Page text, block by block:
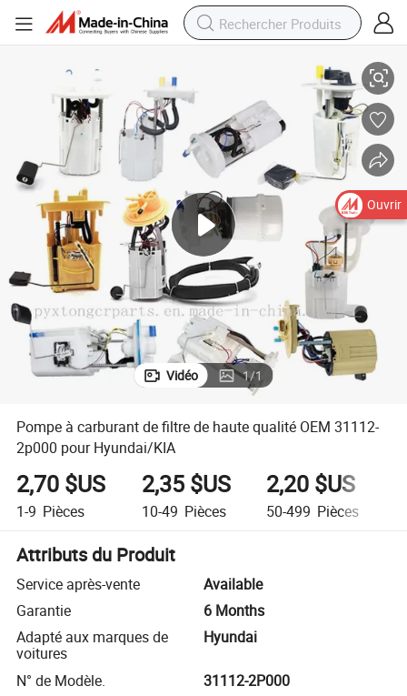
Vidéo 1/1
Pompe à carburant de filtre de haute qualité OEM 31112-
2p000 pour Hyundai/KIA
2,70 $US
1-9 Pièces
2,35 $US
10-49 Pièces
2,20 $US
50-499 Pièces
Attributs du Produit
Service après-vente
Available
Garantie
6 Months
Adapté aux marques de
voitures
Hyundai
N° de Modèle.
31112-2P000
Ouvrir